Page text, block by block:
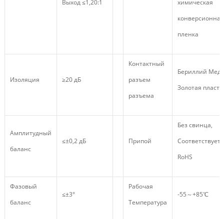
Выход ≤1,20:1
химическая
конверсионная
пленка
Изоляция ≥20 дБ
Контактный
разъем
разъема
Бериллий
Золотая
Амплитудный
баланс
≤±0,2 дБ Припой
Без свинца,
Соответствует
RoHS
Фазовый
баланс
≤±3°
Рабочая
Температура
-55～+85℃